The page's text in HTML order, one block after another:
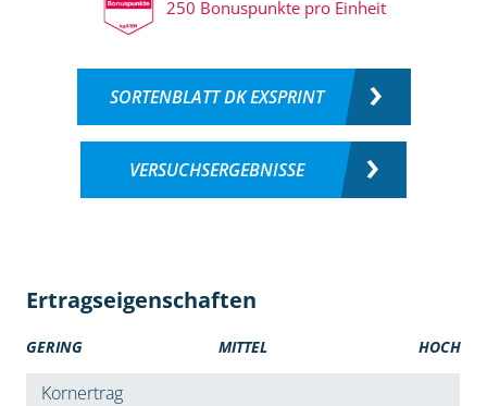
250 Bonuspunkte pro Einheit
SORTENBLATT DK EXSPRINT
VERSUCHSERGEBNISSE
Ertragseigenschaften
GERING MITTEL HOCH
Kornertrag